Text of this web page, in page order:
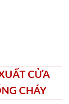
CỬA
CHÁY